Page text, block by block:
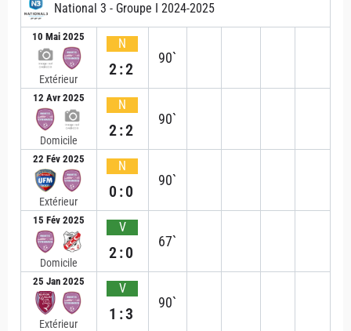
National 3 - Groupe I 2024-2025
10 Mai 2025
Extérieur
N
2:2
90`
12 Avr 2025
Domicile
N
2:2
90`
22 Fév 2025
Extérieur
N
0:0
90`
15 Fév 2025
Domicile
V
2:0
67`
25 Jan 2025
Extérieur
V
1:3
90`